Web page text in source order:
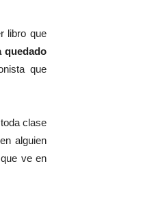
libro que
quedado
que
clase
alguien
ve en